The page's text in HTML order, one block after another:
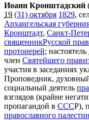
Иоанн Кронштадский
19 (31) октября 1829,
Архангельская
Кронштадт, Санкт-
священникРусской
протоиерей; настоятель
член Святейшего
участия в заседаниях
Проповедник,
социальный деятель
взглядов (крайне
пропагандой в СССР),
православного